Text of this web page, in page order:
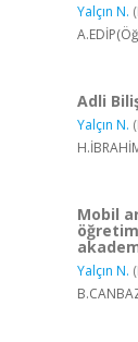
Yalçın N.
Adli
Yalçın N.
Mobil
Yalçın N.